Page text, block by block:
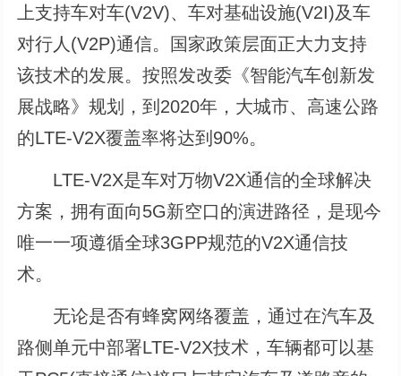
上支持车对车(V2V)、车对基础设施(V2I)及车
对行人(V2P)通信。国家政策层面正大力支持
该技术的发展。按照发改委《智能汽车创新发
展战略》规划，到2020年，大城市、高速公路
的LTE-V2X覆盖率将达到90%。
LTE-V2X是车对万物V2X通信的全球解决
方案，拥有面向5G新空口的演进路径，是现今
唯一一项遵循全球3GPP规范的V2X通信技
术。
无论是否有蜂窝网络覆盖，通过在汽车及
路侧单元中部署LTE-V2X技术，车辆都可以基